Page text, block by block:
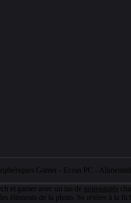
Gamer - Ecran PC -
et gamer avec un tas de nouveautés
éléments de la photo. Se référer à la